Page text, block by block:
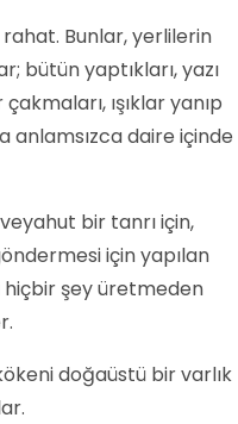
Bunlar, yerlilerin
bütün yaptıkları, yazı
ışıklar yanıp
anlamsızca daire içinde
bir tanrı için,
için yapılan
hiçbir şey üretmeden
doğaüstü bir varlık